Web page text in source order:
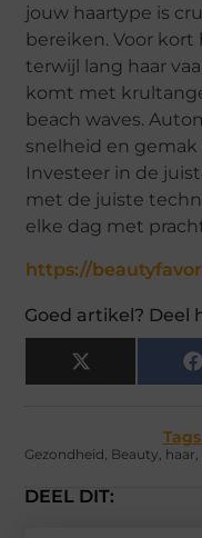
jouw haartype is
bereiken. Voor kort
terwijl lang haar
komt met
beach waves.
snelheid en
Investeer in de
met de juiste
elke dag met
https://
Goed artikel? Deel
X
(Twitter)
Gezondheid, Beauty, haar,
DEEL DIT: